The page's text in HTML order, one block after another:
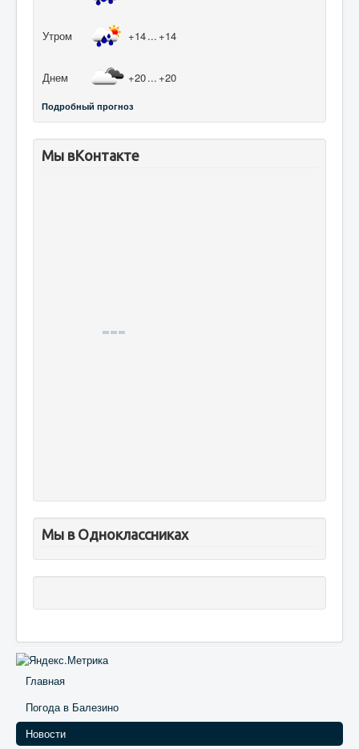
Утром +14... +14
Днем +20... +20
Подробный прогноз
Мы вКонтакте
Мы в Одноклассниках
Главная
Погода в Балезино
Новости